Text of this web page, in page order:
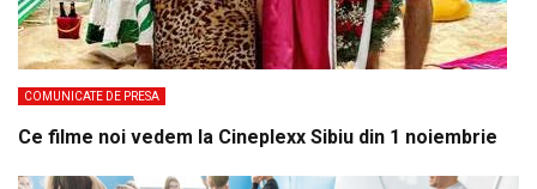
COMUNICATE DE PRESA
Ce filme noi vedem la Cineplexx Sibiu din 1 noiembrie